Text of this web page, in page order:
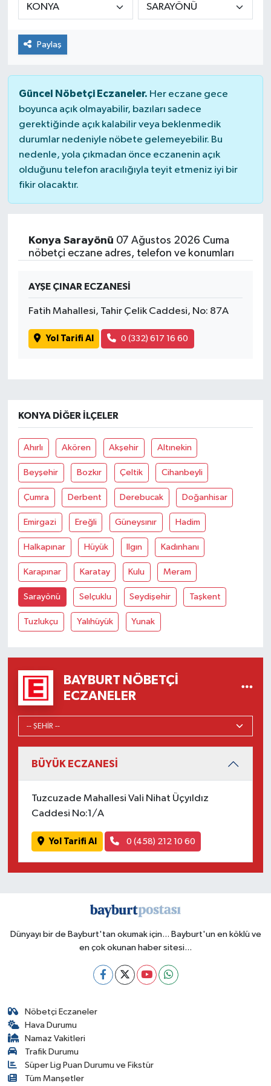
Paylaş
Güncel Nöbetçi Eczaneler. Her eczane gece
boyunca açık olmayabilir, bazıları sadece
gerektiğinde açık kalabilir veya beklenmedik
durumlar nedeniyle nöbete gelemeyebilir. Bu
nedenle, yola çıkmadan önce eczanenin açık
olduğunu telefon aracılığıyla teyit etmeniz iyi bir
fikir olacaktır.
Konya Sarayönü 07 Ağustos 2026 Cuma
nöbetçi eczane adres, telefon ve konumları
AYŞE ÇINAR ECZANESİ
Fatih Mahallesi, Tahir Çelik Caddesi, No: 87A
Yol Tarifi Al 0 (332) 617 16 60
KONYA DIĞER İLÇELER
Ahırlı Akören Akşehir Altınekin
Beyşehir Bozkır Çeltik Cihanbeyli
Çumra Derbent Derebucak Doğanhisar
Emirgazi Ereğli Güneysınır Hadim
Halkapınar Hüyük Ilgın Kadınhanı
Karapınar Karatay Kulu Meram
Sarayönü Selçuklu Seydişehir Taşkent
Tuzlukçu Yalıhüyük Yunak
BAYBURT NÖBETÇI
ECZANELER
BÜYÜK ECZANESİ
Tuzcuzade Mahallesi Vali Nihat Üçyıldız
Caddesi No:1/A
Yol Tarifi Al 0 (458) 212 10 60
Dünyayı bir de Bayburt'tan okumak için... Bayburt'un en köklü ve
en çok okunan haber sitesi...
Nöbetçi Eczaneler
Hava Durumu
Namaz Vakitleri
Trafik Durumu
Süper Lig Puan Durumu ve Fikstür
Tüm Manşetler